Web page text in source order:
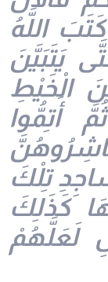
اللَّهُ
يَتَبَيَّنَ
الْخَيْطِ
أَتِمُّوا
تِلْكَ
كَذَلِكَ
لَعَلَّهُمْ